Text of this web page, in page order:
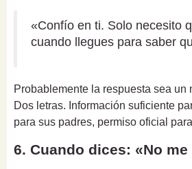
«Confío en ti. Solo necesito
cuando llegues para saber
Probablemente la respuesta sea un
Dos letras. Información suficiente
para sus padres, permiso oficial
6. Cuando dices: «No